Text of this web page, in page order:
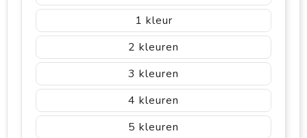
1
2
3
4
5